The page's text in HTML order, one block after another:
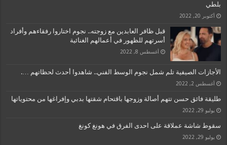
بلطي
أكتوبر 20, 2022
قبل ظافر العابدين مع زوجته.. نجوم اختاروا رفقاءهم وأفراد
أسرتهم للظهور في أعمالهم الغنائية
أغسطس 8, 2022
الأجازات الصيفية تلم شمل نجوم الوسط الفني.. شاهدوا أحدث لحظاتهم ….
أغسطس 2, 2022
طليقة فائق حسن تتهم أصالة وزوجها باقتحام شقتها بدبي وإفراغها من محتوياتها
يوليو 29, 2022
سقوط شاشة عملاقة على احدى الفرق في هونغ كونغ
يوليو 29, 2022